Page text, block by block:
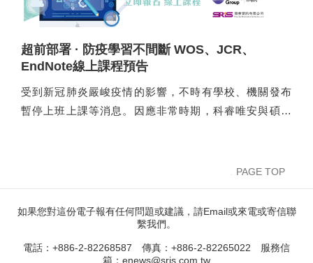
超前部署 · 防疫學習不間斷 WOS、JCR、
EndNote線上課程預告
受到新冠肺炎嚴峻疫情的影響，不時有學校、機關發布
暫停上班上課等消息。因應非常時期，科睿唯安與碩睿
內容，由教室走向雲端、停課不停學，邀請您一同掌握
學習與研究利器！
PAGE TOP
如果您對這份電子報有任何問題或建議，請Email或來電或寄信聯
繫我們。
電話：+886-2-82268587 傳真：+886-2-82265022 服務信
箱：enews@sris.com.tw